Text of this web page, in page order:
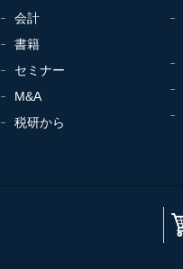
会計
書籍
セミナー
M&A
税研から